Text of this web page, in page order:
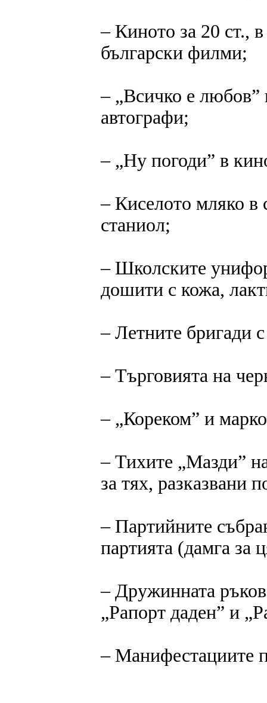
‒ Киното за 20 ст.,
български филми;
‒ „Всичко е любов”
автографи;
‒ „Ну погоди” в
‒ Киселото мляко в
станиол;
‒ Школските
дошити с кожа,
‒ Летните бригади
‒ Търговията на
‒ „Кореком” и
‒ Тихите „Мазди”
за тях, разказвани
‒ Партийните
партията (дамга за
‒ Дружинната
„Рапорт даден” и
‒ Манифестациите